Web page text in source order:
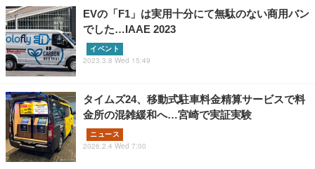
EVの「F1」は実用十分にて無駄のない商用バン
でした…IAAE 2023
イベント
2023.3.8 Wed 15:49
タイムズ24、移動式駐車料金精算サービスで料
金所の混雑緩和へ…宮崎で実証実験
ニュース
2026.2.4 Wed 7:00